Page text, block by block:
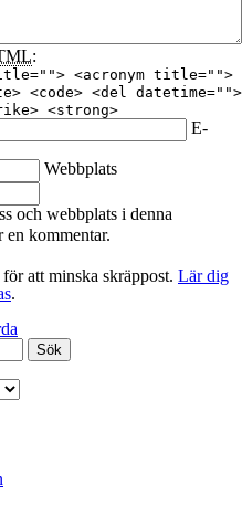
:
<acronym title="">
<code> <del datetime="">
<strong>
E-
Webbplats
och webbplats i denna
en kommentar.
att minska skräppost. Lär dig
.